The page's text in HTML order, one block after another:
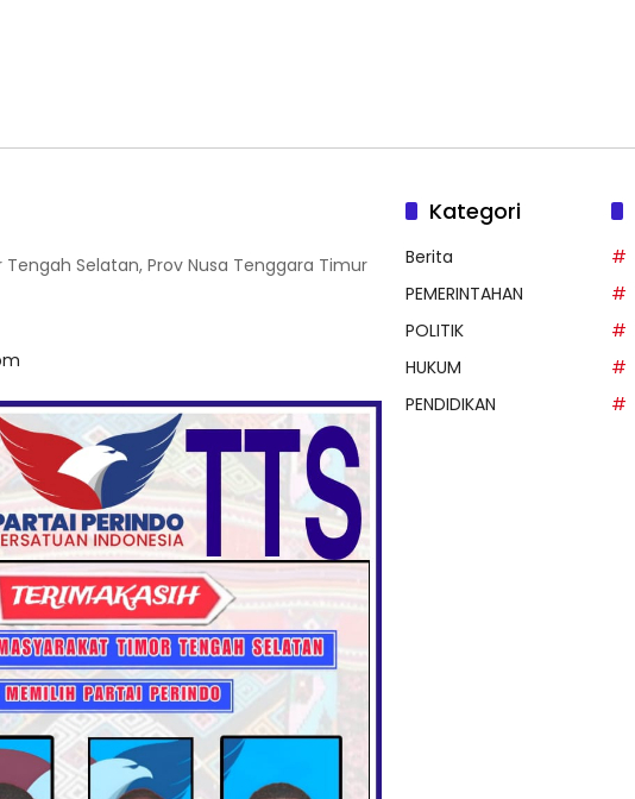
Tengah Selatan, Prov Nusa Tenggara Timur
Kategori
Berita
PEMERINTAHAN
POLITIK
HUKUM
PENDIDIKAN